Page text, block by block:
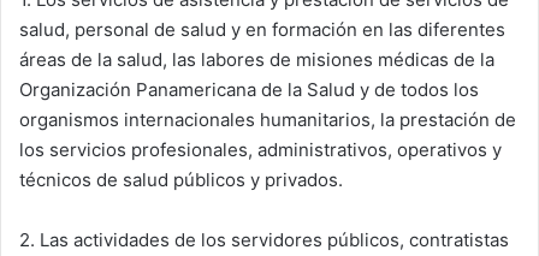
salud, personal de salud y en formación en las diferentes
áreas de la salud, las labores de misiones médicas de la
Organización Panamericana de la Salud y de todos los
organismos internacionales humanitarios, la prestación de
los servicios profesionales, administrativos, operativos y
técnicos de salud públicos y privados.
2. Las actividades de los servidores públicos, contratistas